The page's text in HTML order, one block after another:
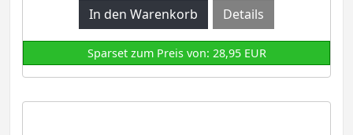
Details
Sparset zum Preis von: 28,95 EUR